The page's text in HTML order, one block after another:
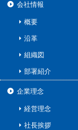
会社情報
概要
沿革
組織図
部署紹介
企業理念
経営理念
社長挨拶